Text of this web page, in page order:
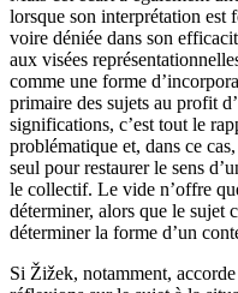
lorsque son interprétation est
voire déniée dans son
aux visées
comme une forme
primaire des sujets au profit
significations, c’est tout le
problématique et, dans ce
seul pour restaurer le sens
le collectif. Le vide n’offre
déterminer, alors que le sujet
déterminer la forme d’un
Si Žižek, notamment,